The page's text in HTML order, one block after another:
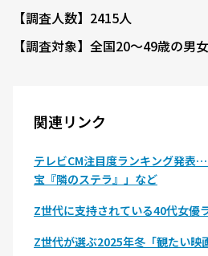
【調査人数】2415人
【調査対象】全国20～49歳の男女
関連リンク
テレビCM注目度ランキング発表
宝『隣のステラ』」など
Z世代に支持されている40代女優
Z世代が選ぶ2025年冬「観たい映